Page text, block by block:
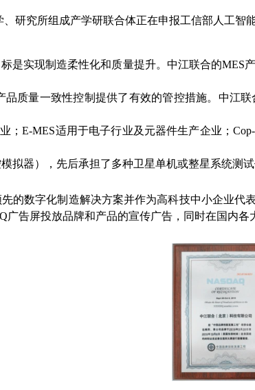
研究所组成产学研联合体正在申报工信部人工智
是实现制造柔性化和质量提升。中江联合的
品质量一致性控制提供了有效的管控措施。中江
；E-MES适用于电子行业及元器件生产企业；
拟器），先后承担了多种卫星单机或整星系统测
的数字化制造解决方案并作为高科技中小企业
广告屏投放品牌和产品的宣传广告，同时在国内